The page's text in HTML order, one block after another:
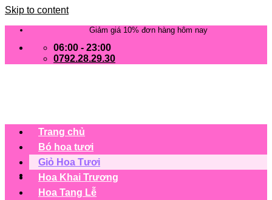
Skip to content
Giảm giá 10% đơn hàng hôm nay
06:00 - 23:00
0792.28.29.30
Trang chủ
Bó hoa tươi
Giỏ Hoa Tươi
Hoa Khai Trương
Hoa Tang Lễ